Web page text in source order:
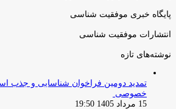
پایگاه خبری موفقیت شناسی
انتشارات موفقیت شناسی
نوشته‌های تازه
تمدید دومین فراخوان شناسایی و جذب
خصوصی
15 مرداد 1405 19:50